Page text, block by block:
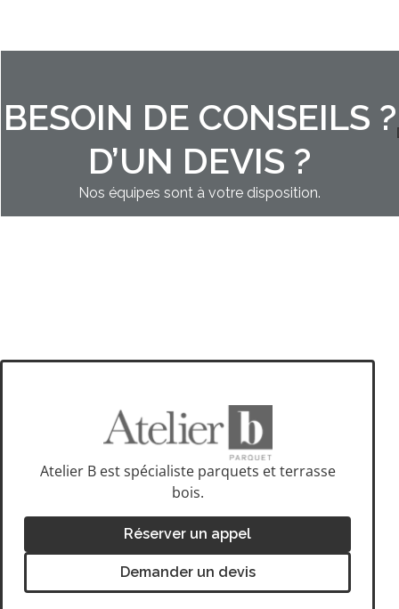
BESOIN DE CONSEILS ?
D’UN DEVIS ?
Nos équipes sont à votre disposition.
Atelier B est spécialiste parquets et terrasse
bois.
Réserver un appel
Demander un devis